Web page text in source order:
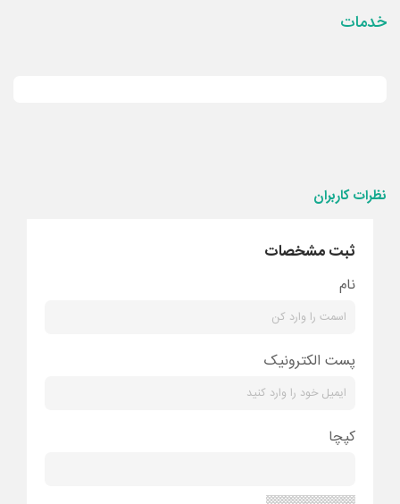
خدمات
نظرات کاربران
ثبت مشخصات
نام
پست الکترونیک
کپچا